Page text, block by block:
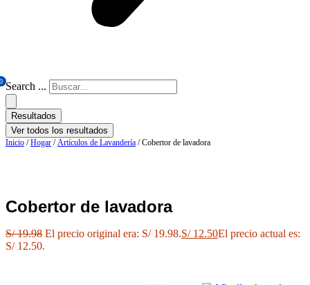
0 Search ...
Resultados
Ver todos los resultados
Inicio /Hogar /Artículos de Lavandería / Cobertor de lavadora
Cobertor de lavadora
S/19.98 El precio original era: S/ 19.98.S/12.50El precio actual es:
S/ 12.50.